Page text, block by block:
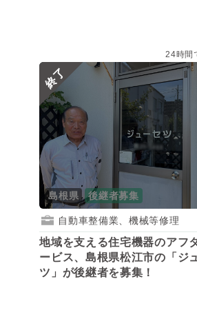
24時間
終了
島根県 後継者募集
自動車整備業、機械等修理
地域を支える住宅機器のアフ
ービス、島根県松江市の「ジ
ツ」が後継者を募集！